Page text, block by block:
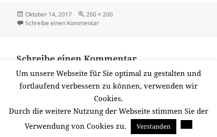
Veröffentlicht
am
Oktober 14, 2017 Originalgröße
200 × 200
Schreibe einen Kommentarzu
Schreibe einen Kommentar
Du musstangemeldetsein, um einen Kommentar
abzugeben.
Beitragsnavigation
VERÖFFENTLICHT IN
Um unsere Webseite für Sie optimal zu gestalten und
fortlaufend verbessern zu können, verwenden wir
Cookies.
Durch die weitere Nutzung der Webseite stimmen Sie der
Verwendung von Cookies zu.
Verstanden